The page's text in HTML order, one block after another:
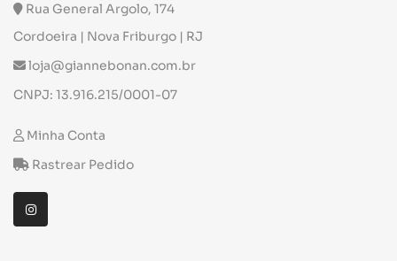
Rua General Argolo, 174
Cordoeira | Nova Friburgo | RJ
loja@giannebonan.com.br
CNPJ: 13.916.215/0001-07
Minha Conta
Rastrear Pedido